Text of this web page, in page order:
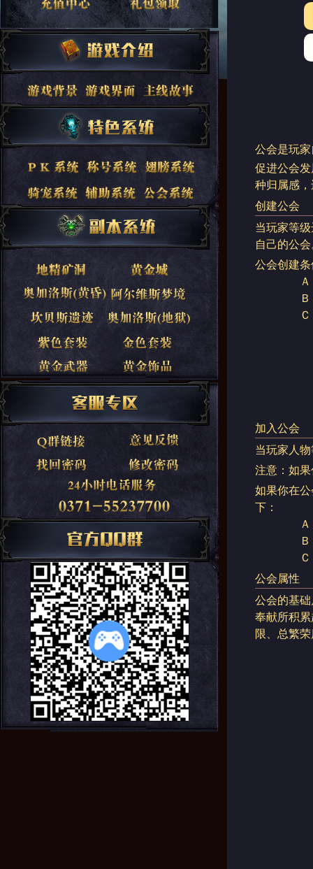
公会是玩
促进公会
种归属感
创建公会
当玩家等
自己的公
公会创建
Ａ．人
Ｂ．
Ｃ．不同
加入公会
当玩家人
注意：如
如果你在
下：
Ａ．鼠
Ｂ．在
Ｃ．鼠
公会属性
公会的基
奉献所积
限、总繁